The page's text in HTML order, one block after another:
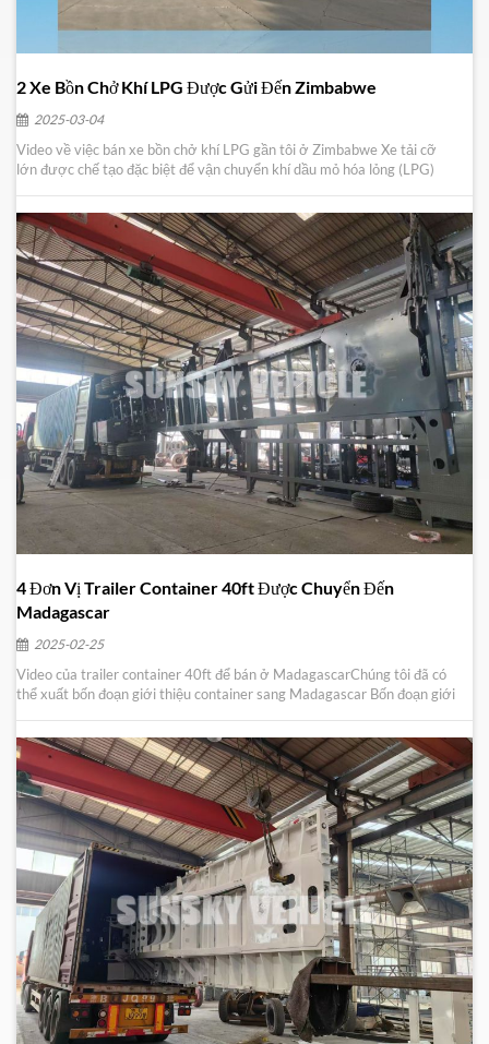
2 Xe Bồn Chở Khí LPG Được Gửi Đến Zimbabwe
2025-03-04
Video về việc bán xe bồn chở khí LPG gần tôi ở Zimbabwe Xe tải cỡ
lớn được chế tạo đặc biệt để vận chuyển khí dầu mỏ hóa lỏng (LPG)
xe bồn chở LPG từ một khách hàng mớ...
4 Đơn Vị Trailer Container 40ft Được Chuyển Đến
Madagascar
2025-02-25
Video của trailer container 40ft để bán ở MadagascarChúng tôi đã có
thể xuất bốn đoạn giới thiệu container sang Madagascar Bốn đoạn giới
quốc gia tuyệt đẹp Lệnh này phản ánh phản ứng liên tục của chúng tôi
đối với nhu cầu của người ti...